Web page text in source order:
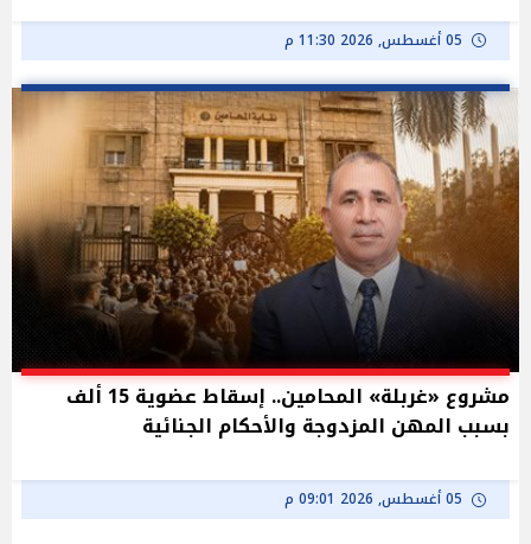
05 أغسطس, 2026 11:30 م
مشروع «غربلة» المحامين.. إسقاط عضوية 15 ألف
بسبب المهن المزدوجة والأحكام الجنائية
05 أغسطس, 2026 09:01 م